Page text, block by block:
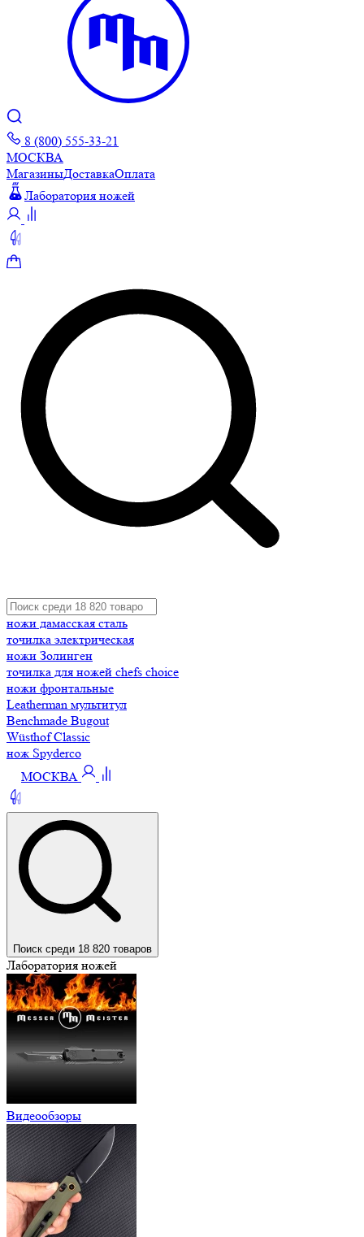
8 (800) 555-33-21
МОСКВА
МагазиныДоставкаОплата
Лаборатория ножей
ножи дамасская сталь
точилка электрическая
ножи Золинген
точилка для ножей chefs choice
ножи фронтальные
Leatherman мультитул
Benchmade Bugout
Wüsthof Classic
нож Spyderco
МОСКВА
Поиск среди 18 820 товаров
Лаборатория ножей
Видеообзоры